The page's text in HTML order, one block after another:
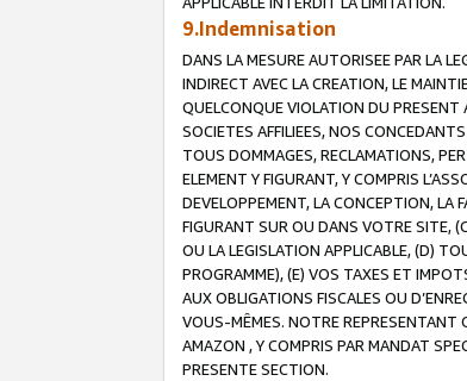
9.Indemnisation
DANS LA MESURE AUTORISEE PAR LA
INDIRECT AVEC LA CREATION, LE
QUELCONQUE VIOLATION DU PRESENT
SOCIETES AFFILIEES, NOS
TOUS DOMMAGES, RECLAMATIONS,
ELEMENT Y FIGURANT, Y COMPRIS
DEVELOPPEMENT, LA CONCEPTION, LA
FIGURANT SUR OU DANS VOTRE SITE,
OU LA LEGISLATION APPLICABLE, (D)
PROGRAMME), (E) VOS TAXES ET
AUX OBLIGATIONS FISCALES OU
VOUS-MÊMES. NOTRE REPRESENTANT
AMAZON , Y COMPRIS PAR MANDAT
PRESENTE SECTION.